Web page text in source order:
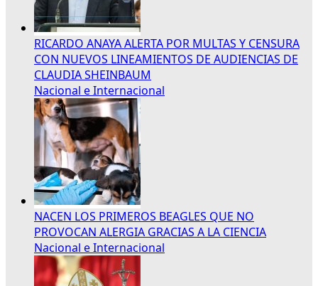
RICARDO ANAYA ALERTA POR MULTAS Y CENSURA
CON NUEVOS LINEAMIENTOS DE AUDIENCIAS DE
CLAUDIA SHEINBAUM
Nacional e Internacional
NACEN LOS PRIMEROS BEAGLES QUE NO
PROVOCAN ALERGIA GRACIAS A LA CIENCIA
Nacional e Internacional